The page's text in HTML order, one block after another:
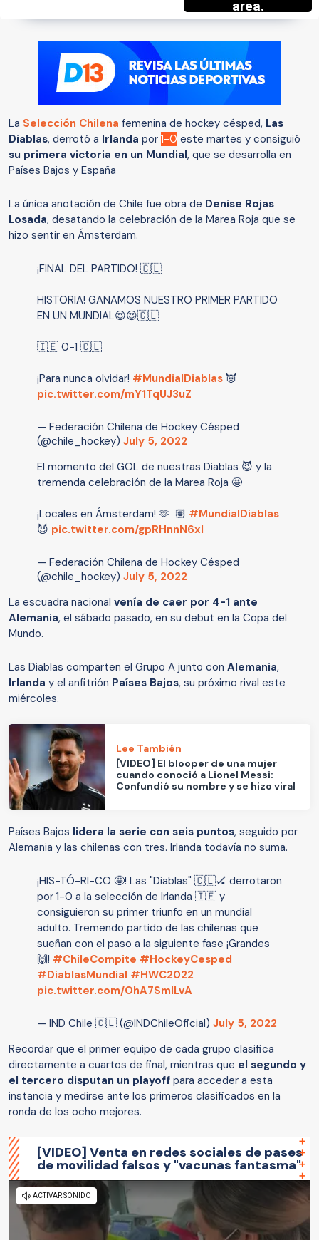
La Selección Chilena femenina de hockey césped, Las
Diablas, derrotó a Irlanda por 1-0 este martes y consiguió
su primera victoria en un Mundial, que se desarrolla en
Países Bajos y España
La única anotación de Chile fue obra de Denise Rojas
Losada, desatando la celebración de la Marea Roja que se
hizo sentir en Ámsterdam.
¡FINAL DEL PARTIDO! 🇨🇱
HISTORIA! GANAMOS NUESTRO PRIMER PARTIDO
EN UN MUNDIAL😍😍🇨🇱
🇮🇪 0-1 🇨🇱
¡Para nunca olvidar! #MundialDiablas 👿
pic.twitter.com/mY1TqUJ3uZ
— Federación Chilena de Hockey Césped
(@chile_hockey) July 5, 2022
El momento del GOL de nuestras Diablas 😈 y la
tremenda celebración de la Marea Roja 🤩
¡Locales en Ámsterdam! 🫶 🏽 #MundialDiablas
😈 pic.twitter.com/gpRHnnN6xl
— Federación Chilena de Hockey Césped
(@chile_hockey) July 5, 2022
La escuadra nacional venía de caer por 4-1 ante
Alemania, el sábado pasado, en su debut en la Copa del
Mundo.
Las Diablas comparten el Grupo A junto con Alemania,
Irlanda y el anfitrión Países Bajos, su próximo rival este
miércoles.
Lee También
[VIDEO] El blooper de una mujer
cuando conoció a Lionel Messi:
Confundió su nombre y se hizo viral
Países Bajos lidera la serie con seis puntos, seguido por
Alemania y las chilenas con tres. Irlanda todavía no suma.
¡HIS-TÓ-RI-CO 🤩! Las "Diablas" 🇨🇱🏑 derrotaron
por 1-0 a la selección de Irlanda 🇮🇪 y
consiguieron su primer triunfo en un mundial
adulto. Tremendo partido de las chilenas que
sueñan con el paso a la siguiente fase ¡Grandes
🙌! #ChileCompite #HockeyCesped
#DiablasMundial #HWC2022
pic.twitter.com/OhA7SmlLvA
— IND Chile 🇨🇱 (@INDChileOficial) July 5, 2022
Recordar que el primer equipo de cada grupo clasifica
directamente a cuartos de final, mientras que el segundo y
el tercero disputan un playoff para acceder a esta
instancia y medirse ante los primeros clasificados en la
ronda de los ocho mejores.
[VIDEO] Venta en redes sociales de pases
de movilidad falsos y "vacunas fantasma"